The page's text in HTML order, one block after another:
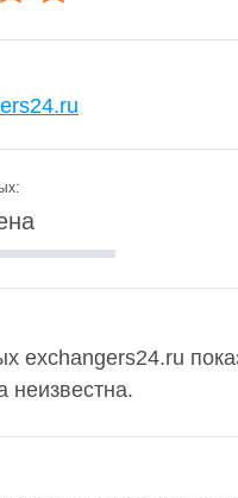
exchangers24.ru
неизвестна.